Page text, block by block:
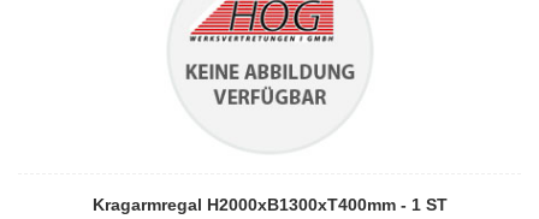
Kragarmregal H2000xB1300xT400mm - 1 ST